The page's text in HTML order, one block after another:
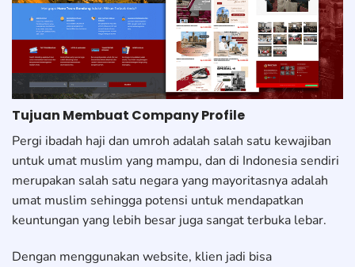
Tujuan Membuat Company Profile
Pergi ibadah haji dan umroh adalah salah satu kewajiban
untuk umat muslim yang mampu, dan di Indonesia sendiri
merupakan salah satu negara yang mayoritasnya adalah
umat muslim sehingga potensi untuk mendapatkan
keuntungan yang lebih besar juga sangat terbuka lebar.
Dengan menggunakan website, klien jadi bisa